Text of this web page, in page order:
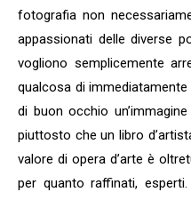
fotografia non
appassionati delle diverse
vogliono semplicemente
qualcosa di
di buon occhio
piuttosto che un libro
valore di opera d’arte è
per quanto raffinati,